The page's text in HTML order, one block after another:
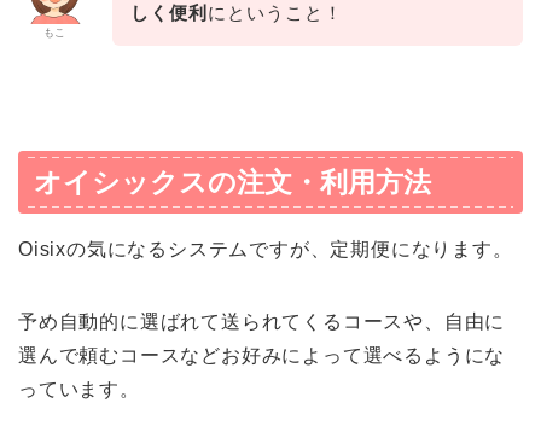
もこ
しく便利 にということ！
オイシックスの注文・利用方法
Oisixの気になるシステムですが、定期便になります。
予め自動的に選ばれて送られてくるコースや、自由に
選んで頼むコースなどお好みによって選べるようにな
っています。